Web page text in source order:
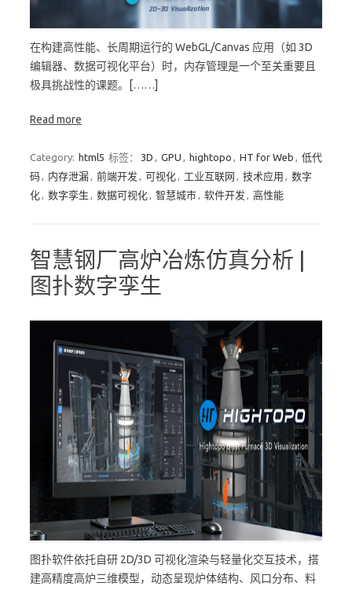
在构建高性能、长周期运行的 WebGL/Canvas 应用（如 3D
编辑器、数据可视化平台）时，内存管理是一个至关重要且
极具挑战性的课题。[……]
Read more
Category: html5 标签： 3D , GPU , hightopo , HT for Web , 低代
码, 内存泄漏, 前端开发 , 可视化, 工业互联网 , 技术应用 , 数字
化, 数字孪生 , 数据可视化, 智慧城市, 软件开发 , 高性能
智慧钢厂高炉冶炼仿真分析 |
图扑数字孪生
图扑软件依托自研 2D/3D 可视化渲染与轻量化交互技术，搭
建高精度高炉三维模型，动态呈现炉体结构、风口分布、料